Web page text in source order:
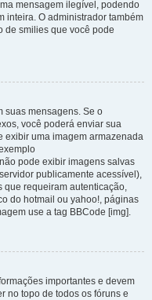
mensagem ilegível, podendo
inteira. O administrador também
de smilies que você pode
suas mensagens. Se o
você poderá enviar sua
exibir uma imagem armazenada
pode exibir imagens salvas
publicamente acessível),
que requeiram autenticação,
do hotmail ou yahoo!, páginas
use a tag BBCode [img].
importantes e devem
no topo de todos os fóruns e